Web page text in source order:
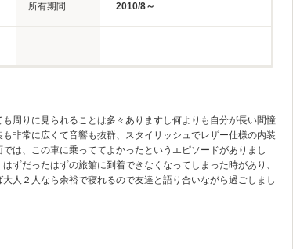
所有期間 2010/8～
周りに見られることは多々ありますし何よりも自分が長い間憧
非常に広くて音響も抜群、スタイリッシュでレザー仕様の内装
は、この車に乗っててよかったというエピソードがありまし
ずだったはずの旅館に到着できなくなってしまった時があり、
人２人なら余裕で寝れるので友達と語り合いながら過ごしまし